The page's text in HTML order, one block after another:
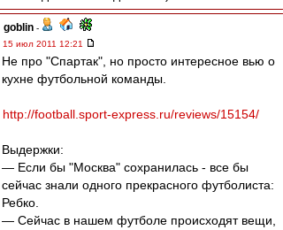
goblin -
15 июл 2011 12:21
Не про "Спартак", но просто интересное вью о
кухне футбольной команды.
http://football.sport-express.ru/reviews/15154/
Выдержки:
— Если бы "Москва" сохранилась - все бы
сейчас знали одного прекрасного футболиста:
Ребко.
— Сейчас в нашем футболе происходят вещи,